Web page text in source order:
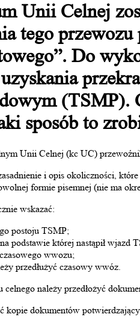
Unii Celnej
tego przewozu
Do
(TSMP).
sposób to
Unii Celnej (kc UC)
i opis okoliczności,
formie pisemnej (nie ma
wskazać:
postoju TSMP;
podstawie której nastąpił wjazd
wwozu;
przedłużyć czasowy wwóz.
celnego należy przedłożyć
kopie dokumentów